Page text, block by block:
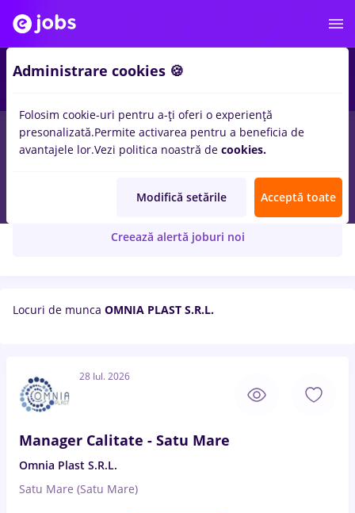
OMNIA PLAST S.R.L.
Creează alertă joburi noi
Locuri de munca OMNIA PLAST S.R.L.
28 Iul. 2026
Manager Calitate - Satu Mare
Omnia Plast S.R.L.
Satu Mare (Satu Mare)
Administrare cookies 🍪
Folosim cookie-uri pentru a-ți oferi o experiență
presonalizată.Permite activarea pentru a beneficia de
avantajele lor.Vezi politica noastră de cookies.
Modifică setările Acceptă toate